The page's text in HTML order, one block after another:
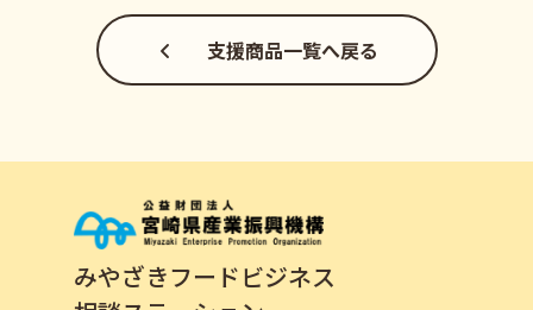
支援商品一覧へ戻る
みやざきフードビジネス